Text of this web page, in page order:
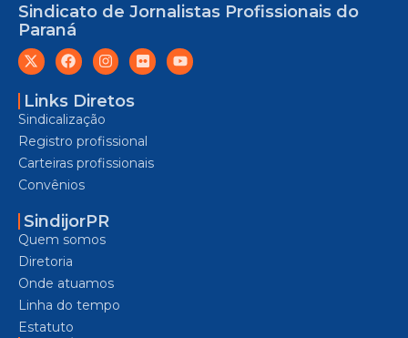
Sindicato de Jornalistas Profissionais do
Paraná
Links Diretos
Sindicalização
Registro profissional
Carteiras profissionais
Convênios
SindijorPR
Quem somos
Diretoria
Onde atuamos
Linha do tempo
Estatuto